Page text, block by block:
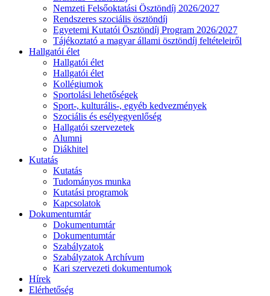
Nemzeti Felsőoktatási Ösztöndíj 2026/2027
Rendszeres szociális ösztöndíj
Egyetemi Kutatói Ösztöndíj Program 2026/2027
Tájékoztató a magyar állami ösztöndíj feltételeiről
Hallgatói élet
Hallgatói élet
Hallgatói élet
Kollégiumok
Sportolási lehetőségek
Sport-, kulturális-, egyéb kedvezmények
Szociális és esélyegyenlőség
Hallgatói szervezetek
Alumni
Diákhitel
Kutatás
Kutatás
Tudományos munka
Kutatási programok
Kapcsolatok
Dokumentumtár
Dokumentumtár
Dokumentumtár
Szabályzatok
Szabályzatok Archívum
Kari szervezeti dokumentumok
Hírek
Elérhetőség